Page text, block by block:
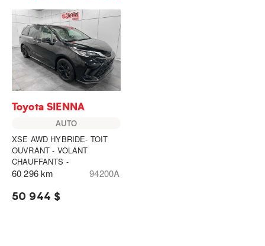
Toyota SIENNA
AUTO
XSE AWD HYBRIDE- TOIT
OUVRANT - VOLANT
CHAUFFANTS -
60 296 km 94200A
50 944 $